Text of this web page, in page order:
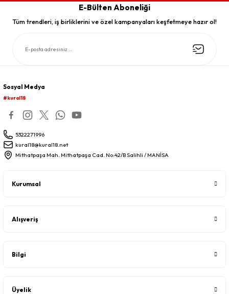
E-Bülten Aboneliği
Tüm trendleri, iş birliklerini ve özel kampanyaları keşfetmeye hazır ol!
Sosyal Medya
#kural18
5322271996
kural18@kural18.net
Mithatpaşa Mah. Mithatpaşa Cad. No:42/B Salihli / MANİSA
Kurumsal
Alışveriş
Bilgi
Üyelik